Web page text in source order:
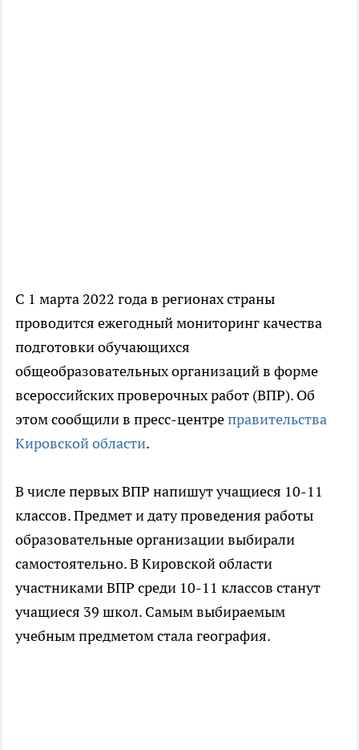
С 1 марта 2022 года в регионах страны
проводится ежегодный мониторинг качества
подготовки обучающихся
общеобразовательных организаций в форме
всероссийских проверочных работ (ВПР). Об
этом сообщили в пресс-центреправительства
Кировской области.
В числе первых ВПР напишут учащиеся 10-11
классов. Предмет и дату проведения работы
образовательные организации выбирали
самостоятельно. В Кировской области
участниками ВПР среди 10-11 классов станут
учащиеся 39 школ. Самым выбираемым
учебным предметом стала география.